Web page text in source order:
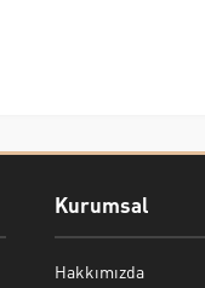
Kurumsal
Hakkımızda